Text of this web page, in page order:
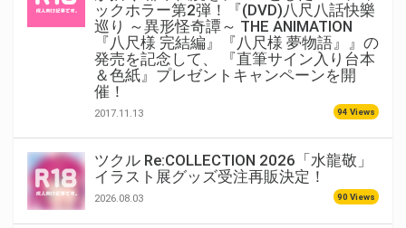
ックホラー第2弾！『(DVD)八尺八話快樂
巡り ～異形怪奇譚～ THE ANIMATION
『八尺様 完結編』『八尺様 夢物語』』の
発売を記念して、 『直筆サイン入り台本
＆色紙』プレゼントキャンペーンを開
催！
2017.11.13 94 Views
ツクル Re:COLLECTION 2026「水龍敬」
イラスト展グッズ受注再販決定！
2026.08.03 90 Views